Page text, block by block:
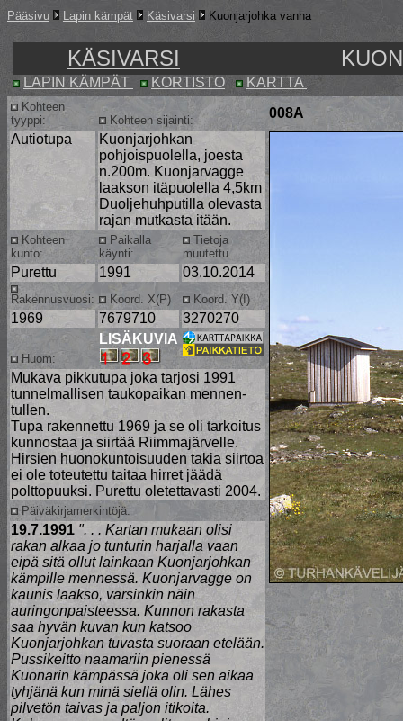
Pääsivu Lapin kämpät Käsivarsi Kuonjarjohka vanha
KÄSIVARSI
LAPIN KÄMPÄT KORTISTO KARTTA
Kohteen
tyyppi:
Kohteen sijainti:
008A
Autiotupa
Kuonjarjohkan
pohjoispuolella, joesta
n.200m. Kuonjarvagge
laakson itäpuolella 4,5km
Duoljehuhputilla olevasta
rajan mutkasta itään.
Kohteen
kunto:
Paikalla
käynti:
Tietoja
muutettu
Purettu 1991 03.10.2014
Rakennusvuosi: Koord. X(P) Koord. Y(I)
1969 7679710 3270270
Huom:
LISÄKUVIA
Mukava pikkutupa joka tarjosi 1991
tunnelmallisen taukopaikan mennen-
tullen.
Tupa rakennettu 1969 ja se oli tarkoitus
kunnostaa ja siirtää Riimmajärvelle.
Hirsien huonokuntoisuuden takia siirtoa
ei ole toteutettu taitaa hirret jäädä
polttopuuksi. Purettu oletettavasti 2004.
Päiväkirjamerkintöjä:
19.7.1991 ". . . Kartan mukaan olisi
rakan alkaa jo tunturin harjalla vaan
eipä sitä ollut lainkaan Kuonjarjohkan
kämpille mennessä. Kuonjarvagge on
kaunis laakso, varsinkin näin
auringonpaisteessa. Kunnon rakasta
saa hyvän kuvan kun katsoo
Kuonjarjohkan tuvasta suoraan etelään.
Pussikeitto naamariin pienessä
Kuonarin kämpässä joka oli sen aikaa
tyhjänä kun minä siellä olin. Lähes
pilvetön taivas ja paljon itikoita.